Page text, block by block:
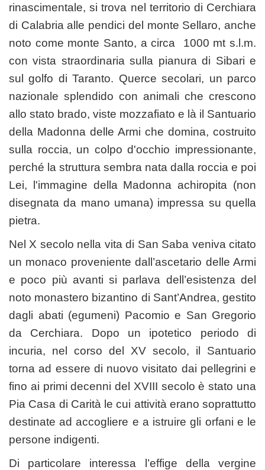
rinascimentale, si trova nel territorio di Cerchiara
di Calabria alle pendici del monte Sellaro, anche
noto come monte Santo, a circa 1000 mt s.l.m.
con vista straordinaria sulla pianura di Sibari e
sul golfo di Taranto. Querce secolari, un parco
nazionale splendido con animali che crescono
allo stato brado, viste mozzafiato e là il Santuario
della Madonna delle Armi che domina, costruito
sulla roccia, un colpo d'occhio impressionante,
perché la struttura sembra nata dalla roccia e poi
Lei, l'immagine della Madonna achiropita (non
disegnata da mano umana) impressa su quella
pietra.
Nel X secolo nella vita di San Saba veniva citato
un monaco proveniente dall’ascetario delle Armi
e poco più avanti si parlava dell’esistenza del
noto monastero bizantino di Sant’Andrea, gestito
dagli abati (egumeni) Pacomio e San Gregorio
da Cerchiara. Dopo un ipotetico periodo di
incuria, nel corso del XV secolo, il Santuario
torna ad essere di nuovo visitato dai pellegrini e
fino ai primi decenni del XVIII secolo è stato una
Pia Casa di Carità le cui attività erano soprattutto
destinate ad accogliere e a istruire gli orfani e le
persone indigenti.
Di particolare interessa l’effige della vergine